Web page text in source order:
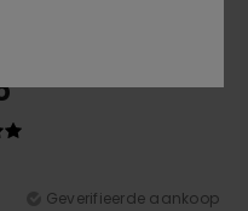
Geverifieerde aankoop